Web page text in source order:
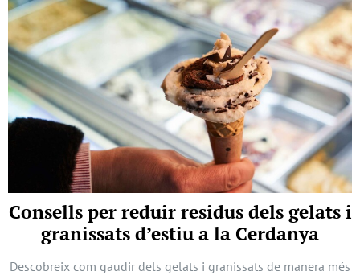
Consells per reduir residus dels gelats i
granissats d’estiu a la Cerdanya
Descobreix com gaudir dels gelats i granissats de manera més